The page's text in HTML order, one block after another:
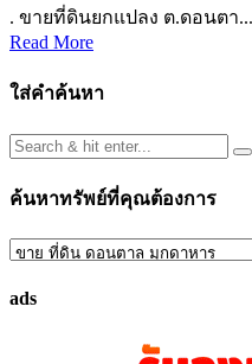
. ขายที่ดินยกแปลง ต.ดอนตา...
Read More
ใส่คำค้นหา
ค้นหาทรัพย์ที่คุณต้องการ
ค้นหา
ที่
ads